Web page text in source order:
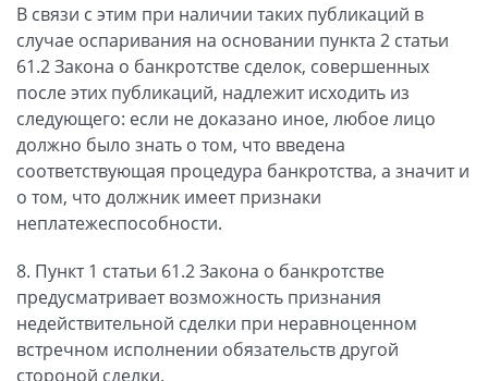
В связи с этим при наличии таких публикаций в
случае оспаривания на основании пункта 2 статьи
61.2 Закона о банкротстве сделок, совершенных
после этих публикаций, надлежит исходить из
следующего: если не доказано иное, любое лицо
должно было знать о том, что введена
соответствующая процедура банкротства, а значит и
о том, что должник имеет признаки
неплатежеспособности.
8. Пункт 1 статьи 61.2 Закона о банкротстве
предусматривает возможность признания
недействительной сделки при неравноценном
встречном исполнении обязательств другой
стороной сделки.